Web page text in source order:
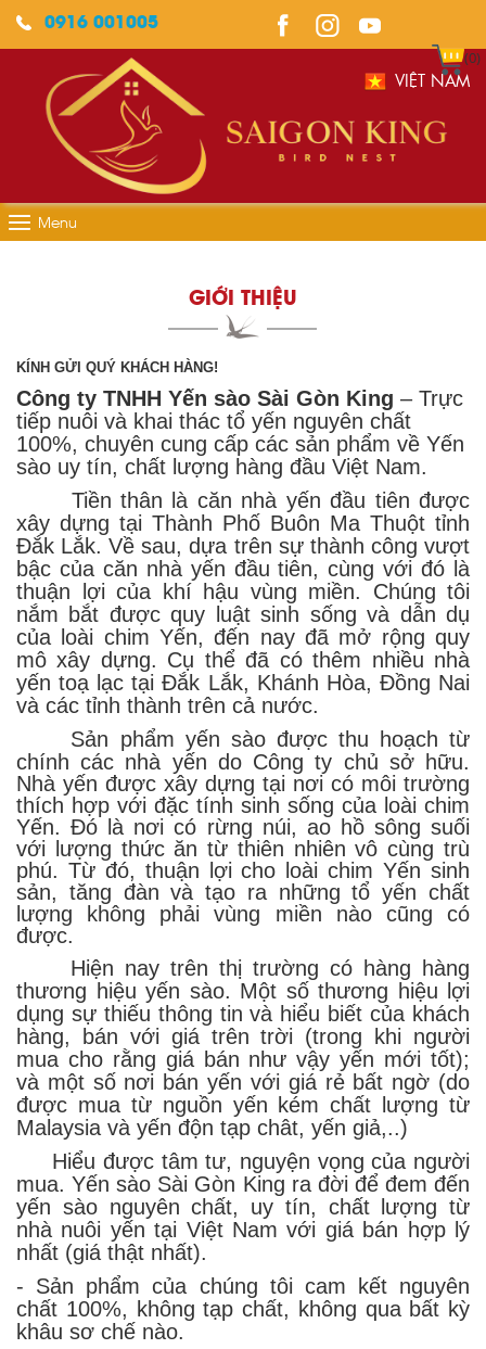
(0)
0916 001005
VIỆT NAM
Menu
GIỚI THIỆU
KÍNH GỬI QUÝ KHÁCH HÀNG!
Công ty TNHH Yến sào Sài Gòn King – Trực
tiếp nuôi và khai thác tổ yến nguyên chất
100%, chuyên cung cấp các sản phẩm về Yến
sào uy tín, chất lượng hàng đầu Việt Nam.
Tiền thân là căn nhà yến đầu tiên được
xây dựng tại Thành Phố Buôn Ma Thuột tỉnh
Đắk Lắk. Về sau, dựa trên sự thành công vượt
bậc của căn nhà yến đầu tiên, cùng với đó là
thuận lợi của khí hậu vùng miền. Chúng tôi
nắm bắt được quy luật sinh sống và dẫn dụ
của loài chim Yến, đến nay đã mở rộng quy
mô xây dựng. Cụ thể đã có thêm nhiều nhà
yến toạ lạc tại Đắk Lắk, Khánh Hòa, Đồng Nai
và các tỉnh thành trên cả nước.
Sản phẩm yến sào được thu hoạch từ
chính các nhà yến do Công ty chủ sở hữu.
Nhà yến được xây dựng tại nơi có môi trường
thích hợp với đặc tính sinh sống của loài chim
Yến. Đó là nơi có rừng núi, ao hồ sông suối
với lượng thức ăn từ thiên nhiên vô cùng trù
phú. Từ đó, thuận lợi cho loài chim Yến sinh
sản, tăng đàn và tạo ra những tổ yến chất
lượng không phải vùng miền nào cũng có
được.
Hiện nay trên thị trường có hàng hàng
thương hiệu yến sào. Một số thương hiệu lợi
dụng sự thiếu thông tin và hiểu biết của khách
hàng, bán với giá trên trời (trong khi người
mua cho rằng giá bán như vậy yến mới tốt);
và một số nơi bán yến với giá rẻ bất ngờ (do
được mua từ nguồn yến kém chất lượng từ
Malaysia và yến độn tạp chât, yến giả,..)
Hiểu được tâm tư, nguyện vọng của người
mua. Yến sào Sài Gòn King ra đời để đem đến
yến sào nguyên chất, uy tín, chất lượng từ
nhà nuôi yến tại Việt Nam với giá bán hợp lý
nhất (giá thật nhất).
- Sản phẩm của chúng tôi cam kết nguyên
chất 100%, không tạp chất, không qua bất kỳ
khâu sơ chế nào.